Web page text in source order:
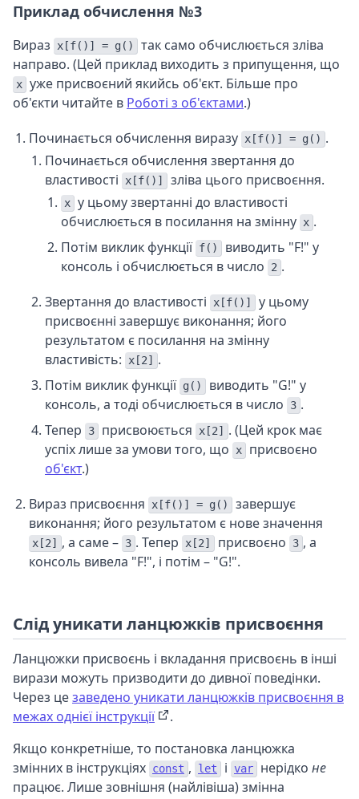
Приклад обчислення №3
Вираз x[f()] = g()
так само обчислюється зліва
направо. (Цей приклад виходить з припущення, що
x уже присвоєний якийсь об'єкт. Більше про
об'єкти читайте в Роботі з об'єктами.)
Починається обчислення виразу x[f()] = g() .
Починається обчислення звертання до
властивості
x[f()] зліва цього присвоєння.
x у цьому звертанні до властивості
обчислюється в посилання на змінну x .
Потім виклик функції f()
виводить "F!" у
консоль і обчислюється в число
2 .
Звертання до властивості
x[f()]
у цьому
присвоєнні завершує виконання; його
результатом є посилання на змінну
властивість:
x[2]
.
Потім виклик функції g()
виводить "G!" у
консоль, а тоді обчислюється в число
3 .
Тепер
3 присвоюється x[2]
. (Цей крок має
успіх лише за умови того, що
x
присвоєно
об'єкт.)
Вираз присвоєння
x[f()] = g()
завершує
виконання; його результатом є нове значення
x[2] , а саме – 3 . Тепер x[2] присвоєно 3 , а
консоль вивела "F!", і потім – "G!".
Слід уникати ланцюжків присвоєння
Ланцюжки присвоєнь і вкладання присвоєнь в інші
вирази можуть призводити до дивної поведінки.
Через цезаведено уникати ланцюжків присвоєння в
межах однієї інструкції
.
Якщо конкретніше, то постановка ланцюжка
змінних в інструкціях const , let і var нерідко не
працює. Лише зовнішня (найлівіша) змінна